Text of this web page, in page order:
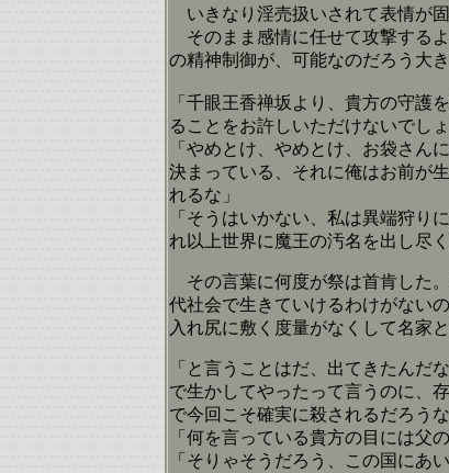
いきなり淫売扱いされて表情が
そのまま感情に任せて攻撃する
の精神制御が、可能なのだろう大
「千眼王香禅坂より、貴方の守護
ることをお許しいただけないでしょ
「やめとけ、やめとけ、お袋さん
決まっている、それに俺はお前が
れるな」
「そうはいかない、私は異端狩り
れ以上世界に魔王の汚名を出し尽
その言葉に何度が祭は首肯した
代社会で生きていけるわけがない
入れ尻に敷く度量がなくして名家
「と言うことはだ、出てきたんだ
で生かしてやったって言うのに、
で今回こそ確実に殺されるだろうな
「何を言っている貴方の目には父
「そりゃそうだろう、この国にあ